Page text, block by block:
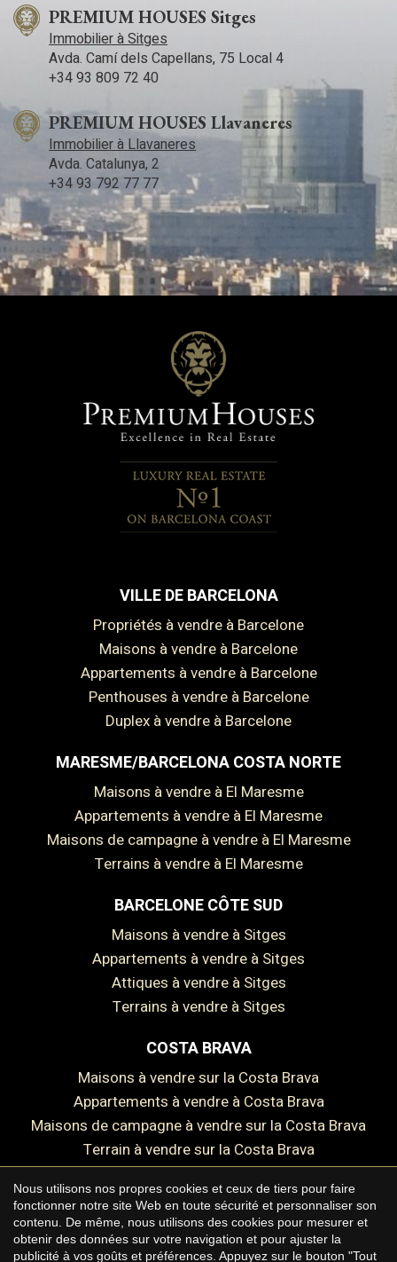
PREMIUM HOUSES Sitges
Immobilier à Sitges
Avda. Camí­ dels Capellans, 75 Local 4
+34 93 809 72 40
PREMIUM HOUSES Llavaneres
Immobilier à Llavaneres
Avda. Catalunya, 2
+34 93 792 77 77
VILLE DE BARCELONA
Propriétés à vendre à Barcelone
Maisons à vendre à Barcelone
Appartements à vendre à Barcelone
Penthouses à vendre à Barcelone
Duplex à vendre à Barcelone
MARESME/BARCELONA COSTA NORTE
Maisons à vendre à El Maresme
Appartements à vendre à El Maresme
Maisons de campagne à vendre à El Maresme
Terrains à vendre à El Maresme
BARCELONE CÔTE SUD
Maisons à vendre à Sitges
Appartements à vendre à Sitges
Attiques à vendre à Sitges
Terrains à vendre à Sitges
COSTA BRAVA
Maisons à vendre sur la Costa Brava
Appartements à vendre à Costa Brava
Maisons de campagne à vendre sur la Costa Brava
Terrain à vendre sur la Costa Brava
Copyright © 2026 Premium Houses
Nous utilisons nos propres cookies et ceux de tiers pour faire
fonctionner notre site Web en toute sécurité et personnaliser son
contenu. De même, nous utilisons des cookies pour mesurer et
obtenir des données sur votre navigation et pour ajuster la
publicité à vos goûts et préférences. Appuyez sur le bouton "Tout